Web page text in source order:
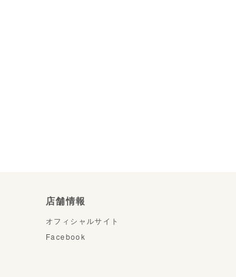
店舗情報
オフィシャルサイト
Facebook